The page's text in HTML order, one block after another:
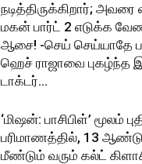
நடித்திருக்கிறார்;
மகன் பார்ட் 2 எடுக்க
ஆசை! -செய் செய்யாதே
ஹெச் ராஜாவை புகழ்ந்த
டாக்டர்...
‘மிஷன்: பாசிபிள்’ மூலம்
பரிமாணத்தில், 13
மீண்டும் வரும் கல்ட்